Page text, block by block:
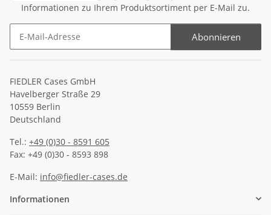
Informationen zu Ihrem Produktsortiment per E-Mail zu.
Abonnieren
FIEDLER Cases GmbH
Havelberger Straße 29
10559 Berlin
Deutschland
Tel.: +49 (0)30 - 8591 605
Fax: +49 (0)30 - 8593 898
E-Mail: info@fiedler-cases.de
Informationen